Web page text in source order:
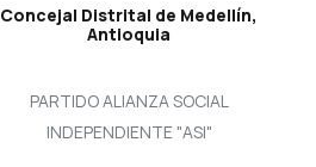
Concejal Distrital de Medellín,
Antioquia
PARTIDO ALIANZA SOCIAL
INDEPENDIENTE "ASI"